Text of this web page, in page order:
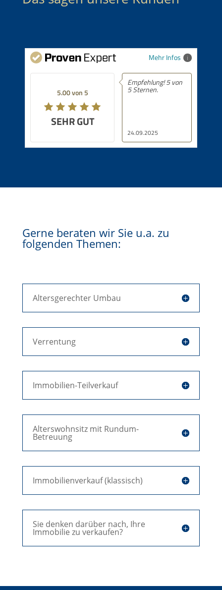
Mehr Infos
5.00 von 5
SEHR GUT
24.09.2025
Empfehlung! 5 von
5 Sternen.
Gerne beraten wir Sie u.a. zu
folgenden Themen:
Altersgerechter Umbau
Verrentung
Immobilien-Teilverkauf
Alterswohnsitz mit Rundum-
Betreuung
Immobilienverkauf (klassisch)
Sie denken darüber nach, Ihre
Immobilie zu verkaufen?